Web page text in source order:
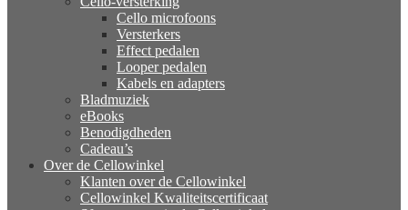
Cello microfoons
Versterkers
Effect pedalen
Looper pedalen
Kabels en adapters
Bladmuziek
eBooks
Benodigdheden
Cadeau’s
Over de Cellowinkel
Klanten over de Cellowinkel
Cellowinkel Kwaliteitscertificaat